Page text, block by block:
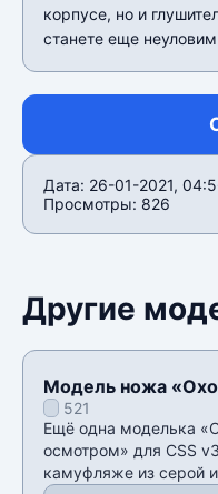
корпусе, но и
станете еще
Дата: 26-01-2021,
Просмотры: 826
Другие
Модель ножа
осмотром» для
521
Ещё одна моделька
осмотром» для CSS
камуфляже из серой и